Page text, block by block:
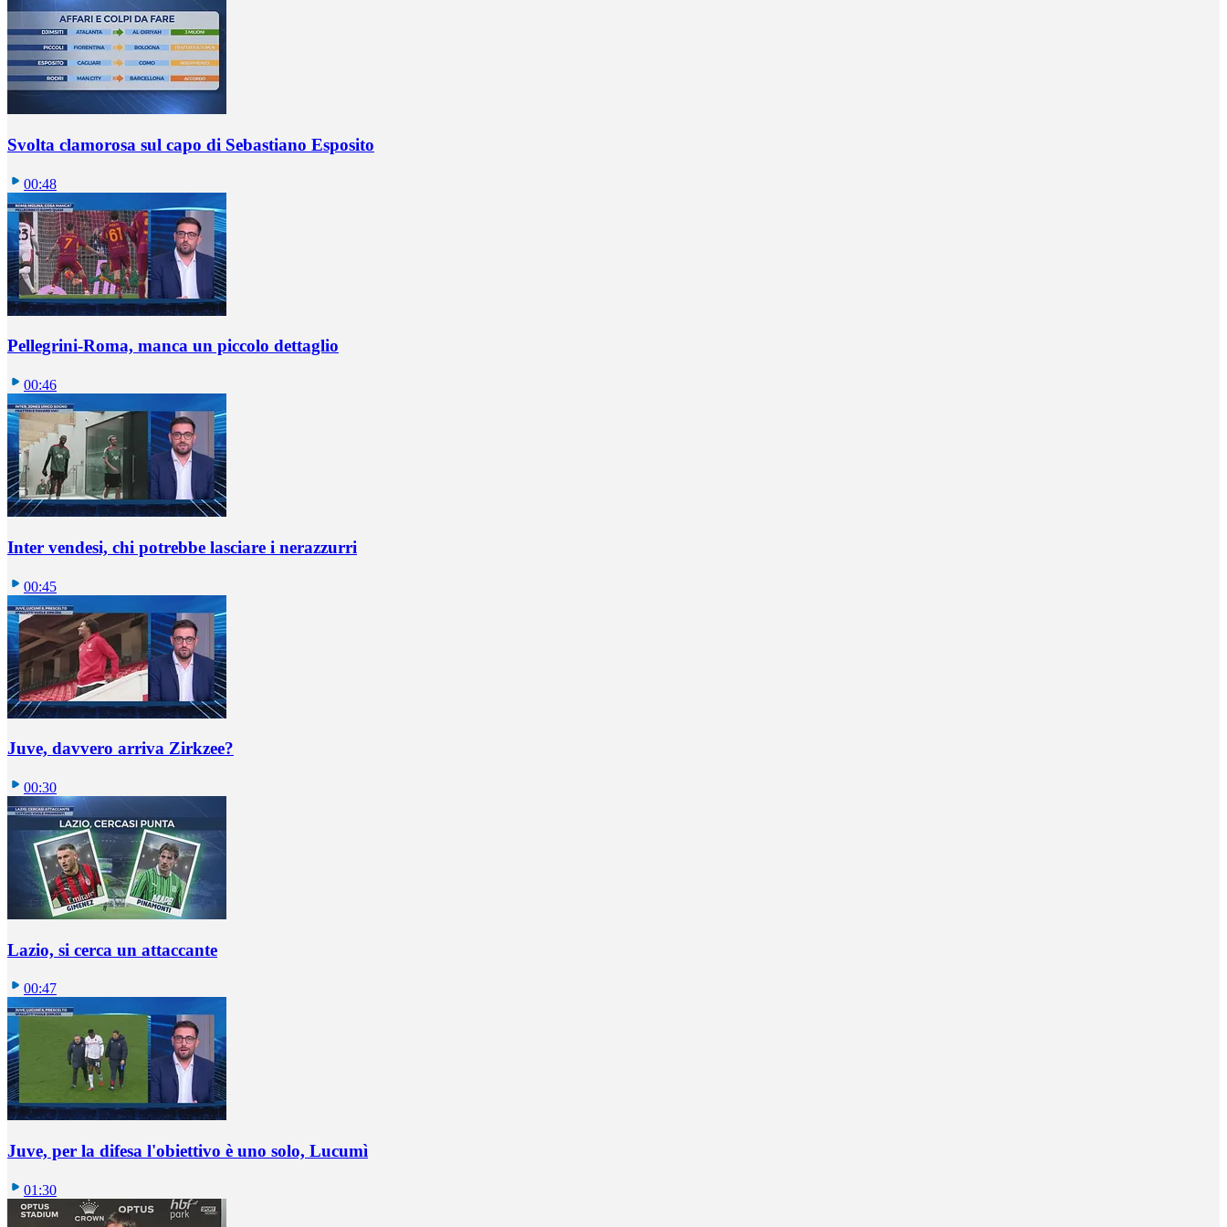
Svolta clamorosa sul capo di Sebastiano Esposito
00:48
Pellegrini-Roma, manca un piccolo dettaglio
00:46
Inter vendesi, chi potrebbe lasciare i nerazzurri
00:45
Juve, davvero arriva Zirkzee?
00:30
Lazio, si cerca un attaccante
00:47
Juve, per la difesa l'obiettivo è uno solo, Lucumì
01:30